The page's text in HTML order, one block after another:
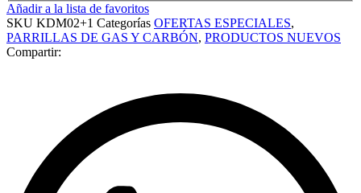
Añadir a la lista de favoritos
SKU KDM02+1 Categorías OFERTAS ESPECIALES,
PARRILLAS DE GAS Y CARBÓN, PRODUCTOS NUEVOS
Compartir: